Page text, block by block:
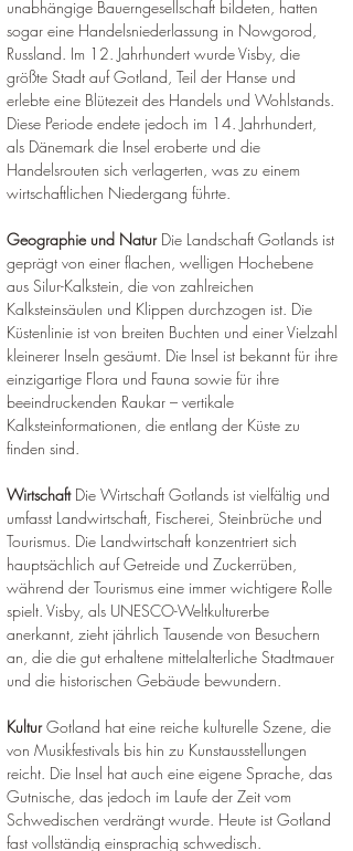
unabhängige Bauerngesellschaft bildeten, hatten
sogar eine Handelsniederlassung in Nowgorod,
Russland. Im 12. Jahrhundert wurde Visby, die
größte Stadt auf Gotland, Teil der Hanse und
erlebte eine Blütezeit des Handels und Wohlstands.
Diese Periode endete jedoch im 14. Jahrhundert,
als Dänemark die Insel eroberte und die
Handelsrouten sich verlagerten, was zu einem
wirtschaftlichen Niedergang führte.
Geographie und Natur Die Landschaft Gotlands ist
geprägt von einer flachen, welligen Hochebene
aus Silur-Kalkstein, die von zahlreichen
Kalksteinsäulen und Klippen durchzogen ist. Die
Küstenlinie ist von breiten Buchten und einer Vielzahl
kleinerer Inseln gesäumt. Die Insel ist bekannt für ihre
einzigartige Flora und Fauna sowie für ihre
beeindruckenden Raukar – vertikale
Kalksteinformationen, die entlang der Küste zu
finden sind.
Wirtschaft Die Wirtschaft Gotlands ist vielfältig und
umfasst Landwirtschaft, Fischerei, Steinbrüche und
Tourismus. Die Landwirtschaft konzentriert sich
hauptsächlich auf Getreide und Zuckerrüben,
während der Tourismus eine immer wichtigere Rolle
spielt. Visby, als UNESCO-Weltkulturerbe
anerkannt, zieht jährlich Tausende von Besuchern
an, die die gut erhaltene mittelalterliche Stadtmauer
und die historischen Gebäude bewundern.
Kultur Gotland hat eine reiche kulturelle Szene, die
von Musikfestivals bis hin zu Kunstausstellungen
reicht. Die Insel hat auch eine eigene Sprache, das
Gutnische, das jedoch im Laufe der Zeit vom
Schwedischen verdrängt wurde. Heute ist Gotland
fast vollständig einsprachig schwedisch.